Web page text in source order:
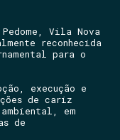
Vila Nova
reconhecida
para o
execução e
de cariz
em
de